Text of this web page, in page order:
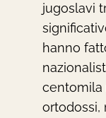
jugoslavi
hanno
centomila
ortodossi,